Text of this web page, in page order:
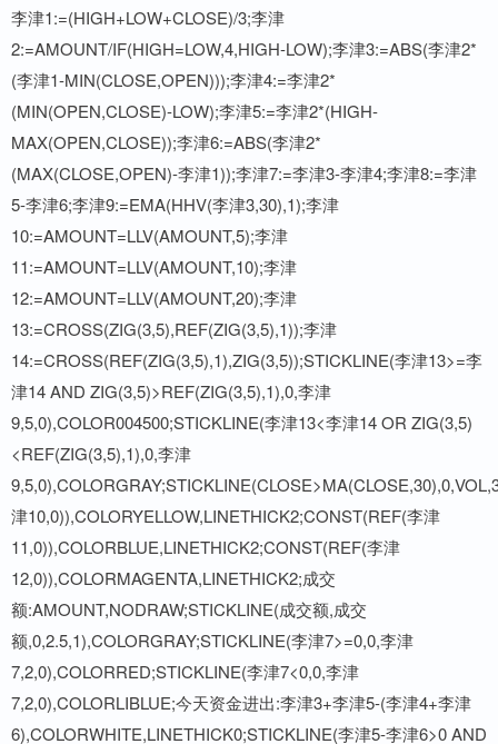
李津1:=(HIGH+LOW+CLOSE)/3;李津
2:=AMOUNT/IF(HIGH=LOW,4,HIGH-LOW);李津3:=ABS(李津2*
(李津1-MIN(CLOSE,OPEN)));李津4:=李津2*
(MIN(OPEN,CLOSE)-LOW);李津5:=李津2*(HIGH-
MAX(OPEN,CLOSE));李津6:=ABS(李津2*
(MAX(CLOSE,OPEN)-李津1));李津7:=李津3-李津4;李津8:=李津
5-李津6;李津9:=EMA(HHV(李津3,30),1);李津
10:=AMOUNT=LLV(AMOUNT,5);李津
11:=AMOUNT=LLV(AMOUNT,10);李津
12:=AMOUNT=LLV(AMOUNT,20);李津
13:=CROSS(ZIG(3,5),REF(ZIG(3,5),1));李津
14:=CROSS(REF(ZIG(3,5),1),ZIG(3,5));STICKLINE(李津13>=李
津14 AND ZIG(3,5)>REF(ZIG(3,5),1),0,李津
9,5,0),COLOR004500;STICKLINE(李津13<李津14 OR ZIG(3,5)
<REF(ZIG(3,5),1),0,李津
津10,0)),COLORYELLOW,LINETHICK2;CONST(REF(李津
11,0)),COLORBLUE,LINETHICK2;CONST(REF(李津
12,0)),COLORMAGENTA,LINETHICK2;成交
额:AMOUNT,NODRAW;STICKLINE(成交额,成交
额,0,2.5,1),COLORGRAY;STICKLINE(李津7>=0,0,李津
7,2,0),COLORRED;STICKLINE(李津7<0,0,李津
7,2,0),COLORLIBLUE;今天资金进出:李津3+李津5-(李津4+李津
6),COLORWHITE,LINETHICK0;STICKLINE(李津5-李津6>0 AND